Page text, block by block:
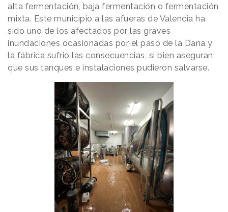
alta fermentación, baja fermentación o fermentación
mixta. Este municipio a las afueras de Valencia ha
sido uno de los afectados por las graves
inundaciones ocasionadas por el paso de la Dana y
la fábrica sufrió las consecuencias, si bien aseguran
que sus tanques e instalaciones pudieron salvarse.